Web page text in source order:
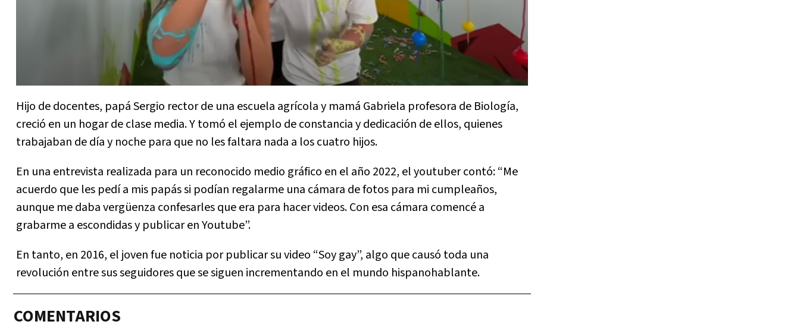
Hijo de docentes, papá Sergio rector de una escuela agrícola y mamá Gabriela profesora de Biología,
creció en un hogar de clase media. Y tomó el ejemplo de constancia y dedicación de ellos, quienes
trabajaban de día y noche para que no les faltara nada a los cuatro hijos.
En una entrevista realizada para un reconocido medio gráfico en el año 2022, el youtuber contó: “Me
acuerdo que les pedí a mis papás si podían regalarme una cámara de fotos para mi cumpleaños,
aunque me daba vergüenza confesarles que era para hacer videos. Con esa cámara comencé a
grabarme a escondidas y publicar en Youtube”.
En tanto, en 2016, el joven fue noticia por publicar su video “Soy gay”, algo que causó toda una
revolución entre sus seguidores que se siguen incrementando en el mundo hispanohablante.
COMENTARIOS